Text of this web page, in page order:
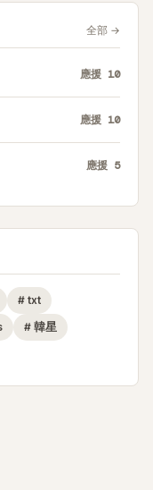
全部 →
應援 10
應援 10
應援 5
# txt
# 韓星